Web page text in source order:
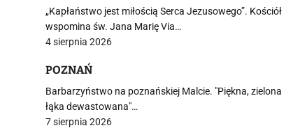
„Kapłaństwo jest miłością Serca Jezusowego”. Kościół
wspomina św. Jana Marię Via…
4 sierpnia 2026
POZNAŃ
Barbarzyństwo na poznańskiej Malcie. "Piękna, zielona
łąka dewastowana"…
7 sierpnia 2026